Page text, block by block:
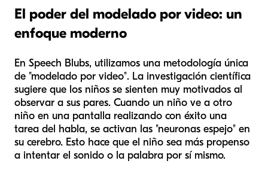
El poder del modelado por video: un
enfoque moderno
En Speech Blubs, utilizamos una metodología única
de "modelado por video". La investigación científica
sugiere que los niños se sienten muy motivados al
observar a sus pares. Cuando un niño ve a otro
niño en una pantalla realizando con éxito una
tarea del habla, se activan las "neuronas espejo" en
su cerebro. Esto hace que el niño sea más propenso
a intentar el sonido o la palabra por sí mismo.